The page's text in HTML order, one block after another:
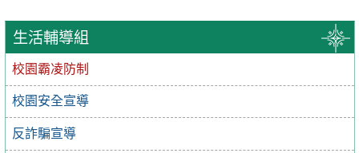
生活輔導組
校園霸凌防制
校園安全宣導
反詐騙宣導